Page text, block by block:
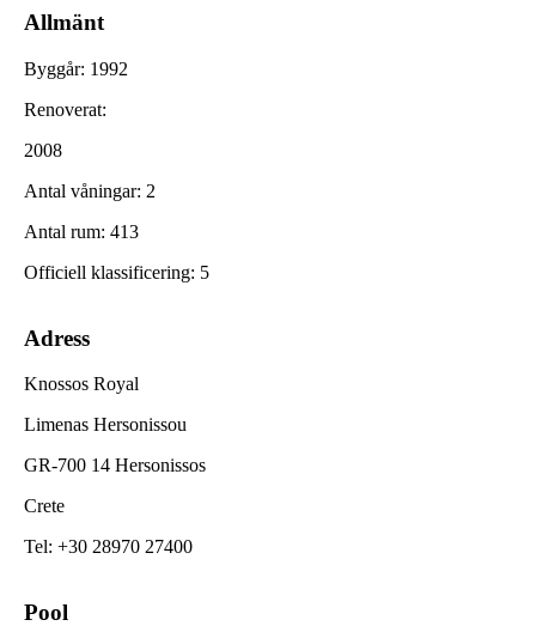
Allmänt
Byggår: 1992
Renoverat:
2008
Antal våningar: 2
Antal rum: 413
Officiell klassificering: 5
Adress
Knossos Royal
Limenas Hersonissou
GR-700 14 Hersonissos
Crete
Tel: +30 28970 27400
Pool